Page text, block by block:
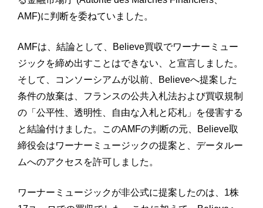
AMF)に判断を委ねていました。
AMFは、結論として、Believe買収でワーナーミュー
ジックを締め出すことはできない、と宣言しました。
そして、コンソーシアムが以前、Believeへ提案した
条件の放棄は、フランスの公共入札法および買収規制
の「公平性、透明性、自由な入札と応札」を侵害する
と結論付けました。このAMFの判断の元、Believe取
締役会はワーナーミュージックの提案と、データルー
ムへのアクセスを許可しました。
ワーナーミュージックが非公式に提案したのは、1株